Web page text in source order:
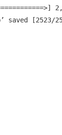
saved [2523/